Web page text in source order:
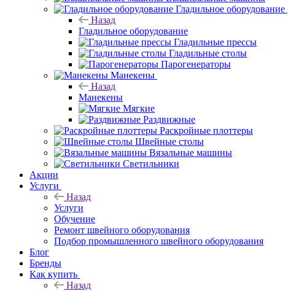
Гладильное оборудование
Назад
Гладильное оборудование
Гладильные прессы
Гладильные столы
Парогенераторы
Манекены
Назад
Манекены
Мягкие
Раздвижные
Раскройные плоттеры
Швейные столы
Вязальные машины
Светильники
Акции
Услуги
Назад
Услуги
Обучение
Ремонт швейного оборудования
Подбор промышленного швейного оборудования
Блог
Бренды
Как купить
Назад